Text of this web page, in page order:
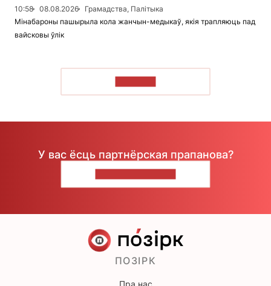
10:58
08.08.2026
Грамадства, Палітыка
Мінабароны пашырыла кола жанчын-медыкаў, якія трапляюць пад
вайсковы ўлік
У вас ёсць партнёрская прапанова?
ПОЗІРК
Пра нас